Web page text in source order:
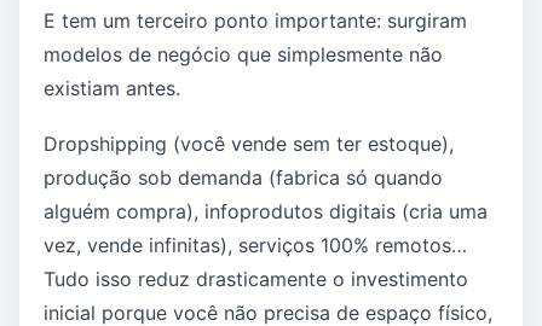
E tem um terceiro ponto importante: surgiram
modelos de negócio que simplesmente não
existiam antes.
Dropshipping (você vende sem ter estoque),
produção sob demanda (fabrica só quando
alguém compra), infoprodutos digitais (cria uma
vez, vende infinitas), serviços 100% remotos…
Tudo isso reduz drasticamente o investimento
inicial porque você não precisa de espaço físico,